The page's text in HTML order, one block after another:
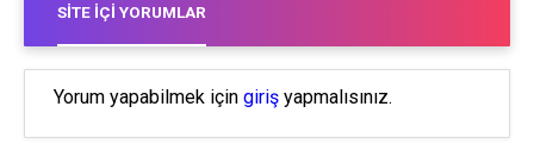
SITE İÇI YORUMLAR
Yorum yapabilmek için giriş yapmalısınız.